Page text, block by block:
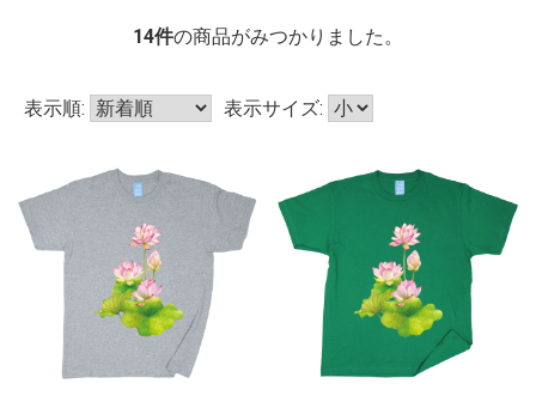
14件の商品がみつかりました。
表示順: 表示サイズ: